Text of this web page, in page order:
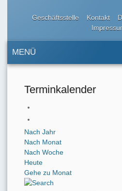
Geschäftsstelle Kontakt
MENÜ
Terminkalender
Nach Jahr
Nach Monat
Nach Woche
Heute
Gehe zu Monat